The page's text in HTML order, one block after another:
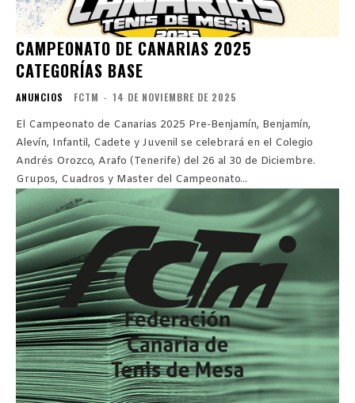
CAMPEONATO DE CANARIAS 2025
CATEGORÍAS BASE
ANUNCIOS FCTM - 14 DE NOVIEMBRE DE 2025
El Campeonato de Canarias 2025 Pre-Benjamín, Benjamín,
Alevín, Infantil, Cadete y Juvenil se celebrará en el Colegio
Andrés Orozco, Arafo (Tenerife) del 26 al 30 de Diciembre.
Grupos, Cuadros y Master del Campeonato...